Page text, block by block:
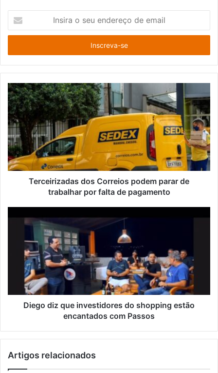
seu
de
email
Terceirizadas dos Correios podem parar de
trabalhar por falta de pagamento
Diego diz que investidores do shopping estão
encantados com Passos
Artigos relacionados